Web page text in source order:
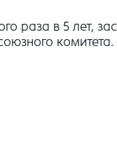
раза в 5 лет,
комитета.